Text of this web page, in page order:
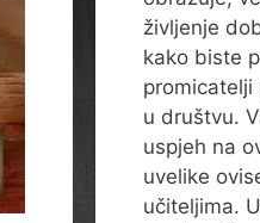
življenje
kako biste
promicatelji
u društvu.
uspjeh na
uvelike
učiteljima.